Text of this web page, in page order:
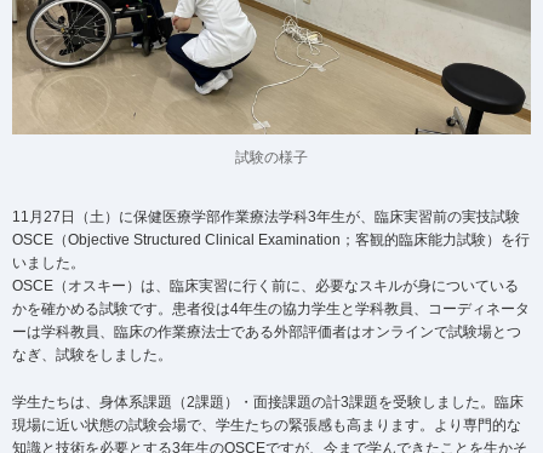
試験の様子
11月27日（土）に保健医療学部作業療法学科3年生が、臨床実習前の実技試験
OSCE（Objective Structured Clinical Examination；客観的臨床能力試験）を行
いました。
OSCE（オスキー）は、臨床実習に行く前に、必要なスキルが身についている
かを確かめる試験です。患者役は4年生の協力学生と学科教員、コーディネータ
ーは学科教員、臨床の作業療法士である外部評価者はオンラインで試験場とつ
なぎ、試験をしました。
学生たちは、身体系課題（2課題）・面接課題の計3課題を受験しました。臨床
現場に近い状態の試験会場で、学生たちの緊張感も高まります。より専門的な
知識と技術を必要とする3年生のOSCEですが、今まで学んできたことを生かそ